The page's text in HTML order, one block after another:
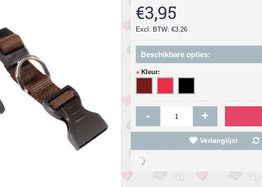
€3,95
Excl. BTW: €3,26
Beschikbare opties:
* Kleur:
- +
Verlanglijst